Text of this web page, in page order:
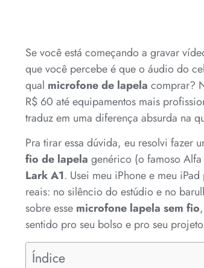
Se você está começando a gravar
que você percebe é que o áudio do
qual microfone de lapela comprar?
R$ 60 até equipamentos mais
traduz em uma diferença absurda na
Pra tirar essa dúvida, eu resolvi fazer
fio de lapela genérico (o famoso
Lark A1. Usei meu iPhone e meu
reais: no silêncio do estúdio e no
sobre esse microfone lapela sem fio
sentido pro seu bolso e pro seu
Índice